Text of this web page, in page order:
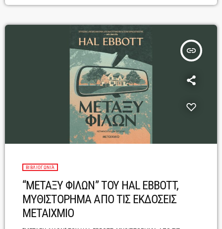
«όχι» ή ένα αποφασιστικό «ως εδώ».Η Alba […]
insert_link
ΒΙΒΛΙΟΓΩΝΙΆ
“ΜΕΤΑΞΥ ΦΙΛΩΝ” TΟΥ HAL EBBOTT,
ΜΥΘΙΣΤΟΡΗΜΑ ΑΠΟ ΤΙΣ ΕΚΔΟΣΕΙΣ
ΜΕΤΑΙΧΜΙΟ